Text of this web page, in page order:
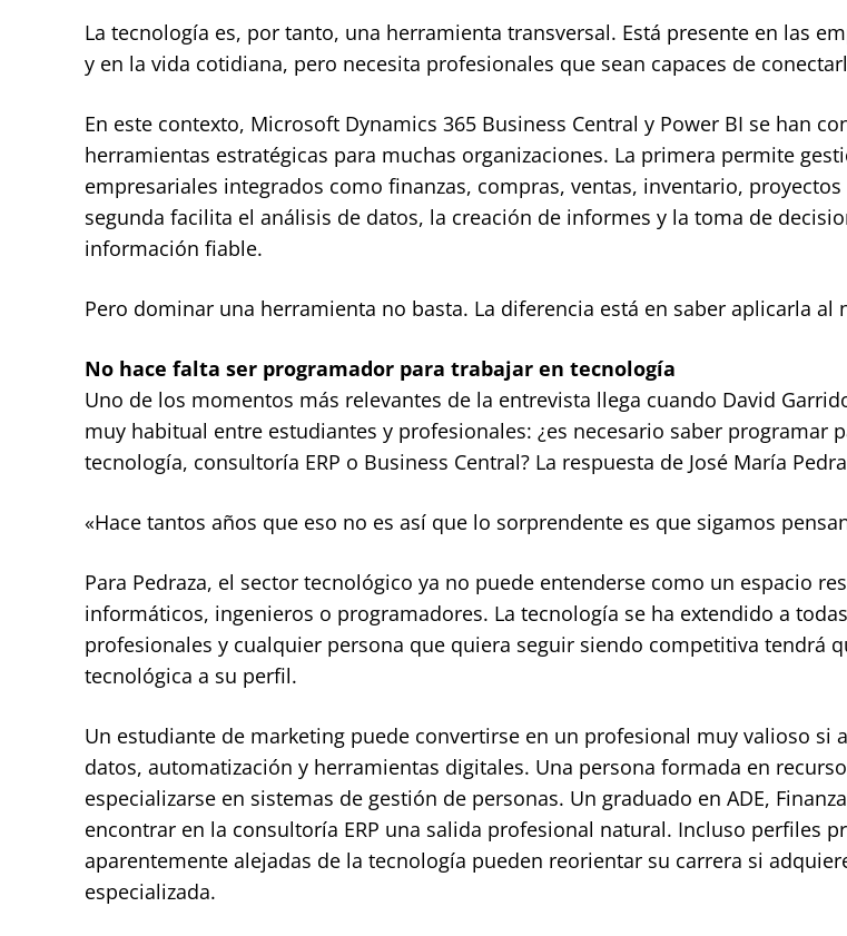
La tecnología es, por tanto, una herramienta transversal. Está presente en las
y en la vida cotidiana, pero necesita profesionales que sean capaces de
En este contexto, Microsoft Dynamics 365 Business Central y Power BI se han
herramientas estratégicas para muchas organizaciones. La primera permite
empresariales integrados como finanzas, compras, ventas, inventario, proyectos
segunda facilita el análisis de datos, la creación de informes y la toma de
información fiable.
Pero dominar una herramienta no basta. La diferencia está en saber aplicarla al
No hace falta ser programador para trabajar en tecnología
Uno de los momentos más relevantes de la entrevista llega cuando David
muy habitual entre estudiantes y profesionales: ¿es necesario saber programar
tecnología, consultoría ERP o Business Central? La respuesta de José María
«Hace tantos años que eso no es así que lo sorprendente es que sigamos
Para Pedraza, el sector tecnológico ya no puede entenderse como un espacio
informáticos, ingenieros o programadores. La tecnología se ha extendido a
profesionales y cualquier persona que quiera seguir siendo competitiva tendrá
tecnológica a su perfil.
Un estudiante de marketing puede convertirse en un profesional muy valioso si
datos, automatización y herramientas digitales. Una persona formada en
especializarse en sistemas de gestión de personas. Un graduado en ADE,
encontrar en la consultoría ERP una salida profesional natural. Incluso perfiles
aparentemente alejadas de la tecnología pueden reorientar su carrera si
especializada.